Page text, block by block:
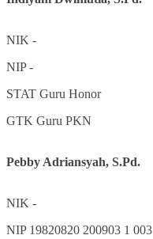
NIK -
NIP-
STAT Guru Honor
GTK Guru PKN
Pebby Adriansyah, S.Pd.
NIK -
NIP 19820820 200903 1 003